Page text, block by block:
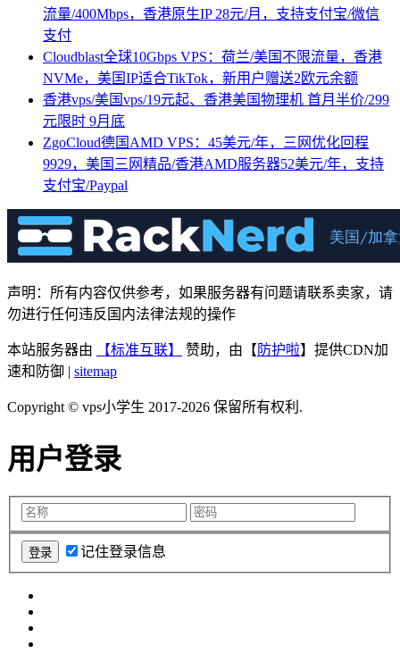
流量/400Mbps，香港原生IP 28元/月，支持支付宝/微信
支付
Cloudblast全球10Gbps VPS：荷兰/美国不限流量，香港
NVMe，美国IP适合TikTok，新用户赠送2欧元余额
香港vps/美国vps/19元起、香港美国物理机 首月半价/299
元限时 9月底
ZgoCloud德国AMD VPS：45美元/年，三网优化回程
9929，美国三网精品/香港AMD服务器52美元/年，支持
支付宝/Paypal
声明：所有内容仅供参考，如果服务器有问题请联系卖家，请
勿进行任何违反国内法律法规的操作
本站服务器由 【标准互联】 赞助，由【 防护啦】提供CDN加
速和防御 | sitemap
Copyright © vps小学生 2017-2026 保留所有权利.
用户登录
记住登录信息